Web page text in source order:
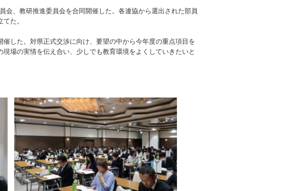
会、教研推進委員会を合同開催した。各連協から選出された部員
た。
した。対県正式交渉に向け、要望の中から今年度の重点項目を
場の実情を伝え合い、少しでも教育環境をよくしていきたいと